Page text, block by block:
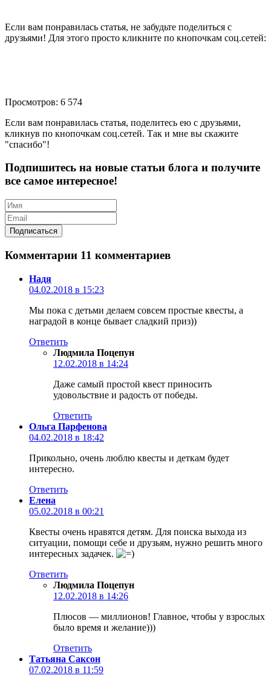
Если вам понравилась статья, не забудьте поделиться с
друзьями! Для этого просто кликните по кнопочкам соц.сетей:
Просмотров: 6 574
Если вам понравилась статья, поделитесь ею с друзьями,
кликнув по кнопочкам соц.сетей. Так и мне вы скажите
"спасибо"!
Подпишитесь на новые статьи блога и получите
все самое интересное!
Комментарии 11 комментариев
Надя
04.02.2018 в 15:23
Мы пока с детьми делаем совсем простые квесты, а
наградой в конце бывает сладкий приз))
Ответить
Людмила Поцепун
12.02.2018 в 14:24
Даже самый простой квест приносить
удовольствие и радость от победы.
Ответить
Ольга Парфенова
04.02.2018 в 18:42
Прикольно, очень люблю квесты и деткам будет
интересно.
Ответить
Елена
05.02.2018 в 00:21
Квесты очень нравятся детям. Для поиска выхода из
ситуации, помощи себе и друзьям, нужно решить много
интересных задачек.
Ответить
Людмила Поцепун
12.02.2018 в 14:26
Плюсов — миллионов! Главное, чтобы у взрослых
было время и желание)))
Ответить
Татьяна Саксон
07.02.2018 в 11:59